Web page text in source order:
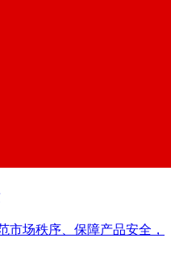
市场秩序、保障产品安全，